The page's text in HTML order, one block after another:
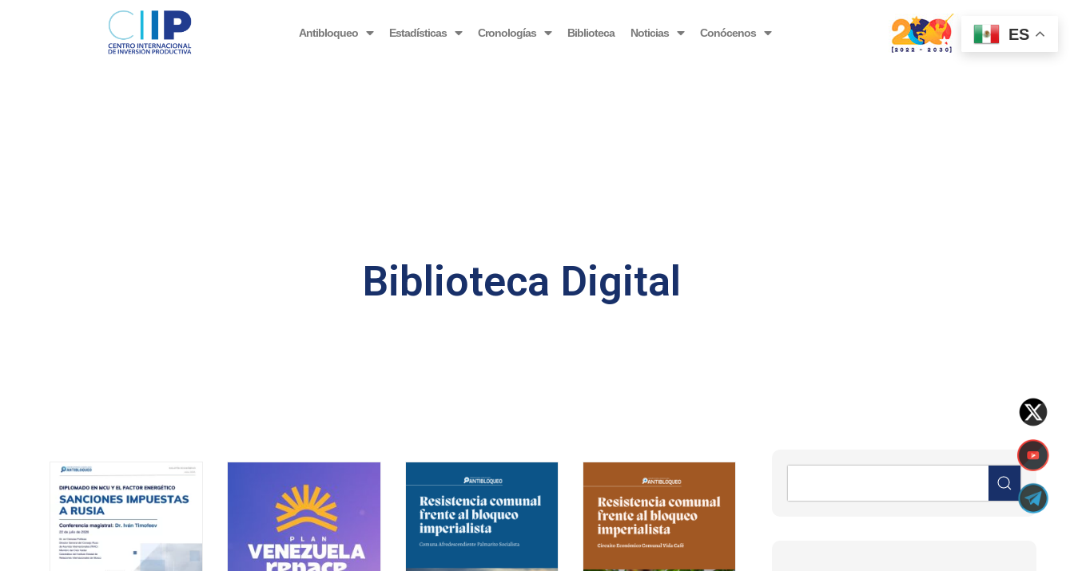
Antibloqueo Estadísticas Cronologías Biblioteca Noticias Conócenos
Biblioteca Digital
ES